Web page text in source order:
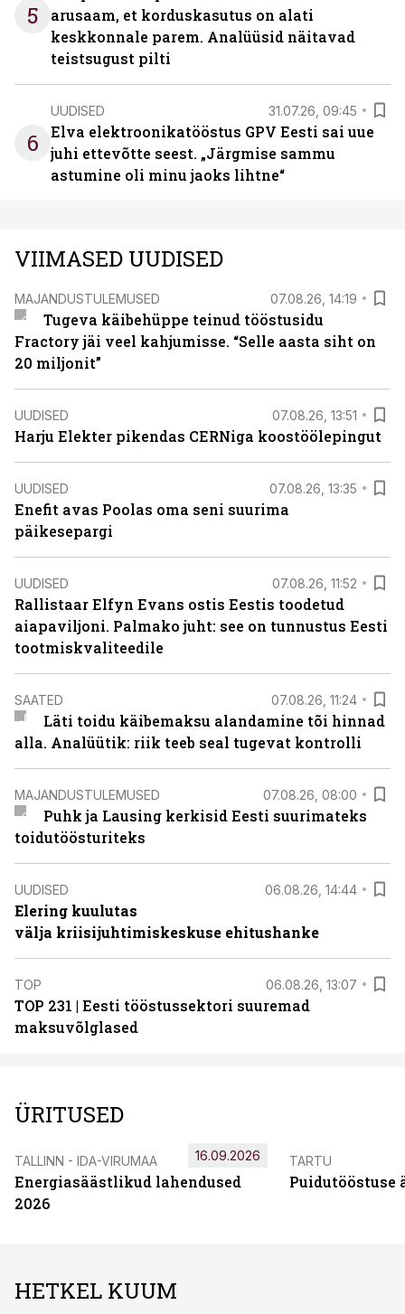
5
arusaam, et korduskasutus on alati
keskkonnale parem. Analüüsid näitavad
teistsugust pilti
6
UUDISED 31.07.26, 09:45
Elva elektroonikatööstus GPV Eesti sai uue
juhi ettevõtte seest. „Järgmise sammu
astumine oli minu jaoks lihtne“
VIIMASED UUDISED
MAJANDUSTULEMUSED 07.08.26, 14:19
Tugeva käibehüppe teinud tööstusidu
Fractory jäi veel kahjumisse. “Selle aasta siht on
20 miljonit”
UUDISED 07.08.26, 13:51
Harju Elekter pikendas CERNiga koostöölepingut
UUDISED 07.08.26, 13:35
Enefit avas Poolas oma seni suurima
päikesepargi
UUDISED 07.08.26, 11:52
Rallistaar Elfyn Evans ostis Eestis toodetud
aiapaviljoni. Palmako juht: see on tunnustus Eesti
tootmiskvaliteedile
SAATED 07.08.26, 11:24
Läti toidu käibemaksu alandamine tõi hinnad
alla. Analüütik: riik teeb seal tugevat kontrolli
MAJANDUSTULEMUSED 07.08.26, 08:00
Puhk ja Lausing kerkisid Eesti suurimateks
toidutöösturiteks
UUDISED 06.08.26, 14:44
Elering kuulutas
välja kriisijuhtimiskeskuse ehitushanke
TOP 06.08.26, 13:07
TOP 231 | Eesti tööstussektori suuremad
maksuvõlglased
ÜRITUSED
TALLINN - IDA-VIRUMAA
Energiasäästlikud lahendused
2026
16.09.2026 TARTU
Puidutööstuse
HETKEL KUUM